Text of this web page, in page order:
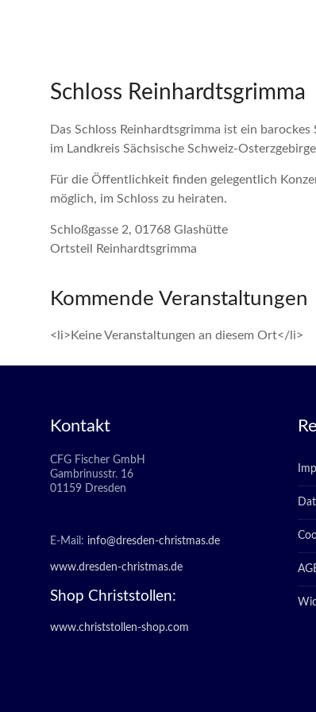
Schloss Reinhardtsgrimma
Das Schloss Reinhardtsgrimma ist ein
im Landkreis Sächsische Schweiz-
Für die Öffentlichkeit finden gelegentlich
möglich, im Schloss zu heiraten.
Schloßgasse 2, 01768 Glashütte
Ortsteil Reinhardtsgrimma
Kommende Veranstaltungen
<li>Keine Veranstaltungen an diesem Ort</li>
Kontakt
CFG Fischer GmbH
Gambrinusstr. 16
01159 Dresden
E-Mail: info@dresden-christmas.de
www.dresden-christmas.de
Shop Christstollen:
www.christstollen-shop.com